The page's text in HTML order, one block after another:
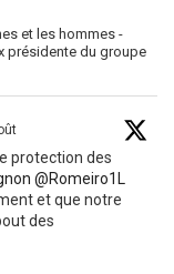
et les hommes -
présidente du groupe
protection des
@Romeiro1L
et que notre
des